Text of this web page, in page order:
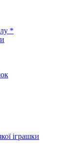
*
іграшки